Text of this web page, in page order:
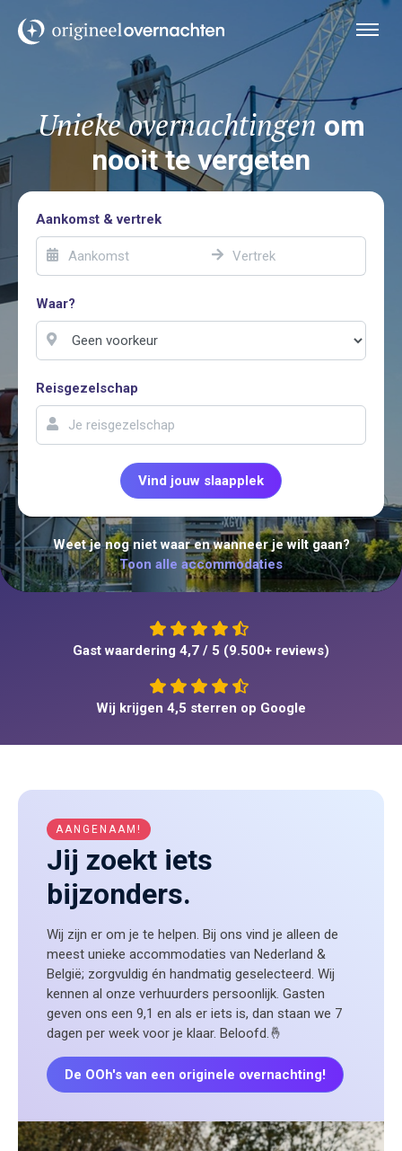
Unieke overnachtingen om
nooit te vergeten
Aankomst & vertrek
Waar?
Reisgezelschap
Vind jouw slaapplek
Weet je nog niet waar en wanneer je wilt gaan?
Toon alle accommodaties
Gast waardering 4,7 / 5 (9.500+ reviews)
Wij krijgen 4,5 sterren op Google
AANGENAAM!
Jij zoekt iets
bijzonders.
Wij zijn er om je te helpen. Bij ons vind je alleen de
meest unieke accommodaties van Nederland &
België; zorgvuldig én handmatig geselecteerd. Wij
kennen al onze verhuurders persoonlijk. Gasten
geven ons een 9,1 en als er iets is, dan staan we 7
dagen per week voor je klaar. Beloofd.🤞
De OOh's van een originele overnachting!